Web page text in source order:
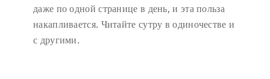
даже по одной странице в день, и эта польза
накапливается. Читайте сутру в одиночестве и
с другими.